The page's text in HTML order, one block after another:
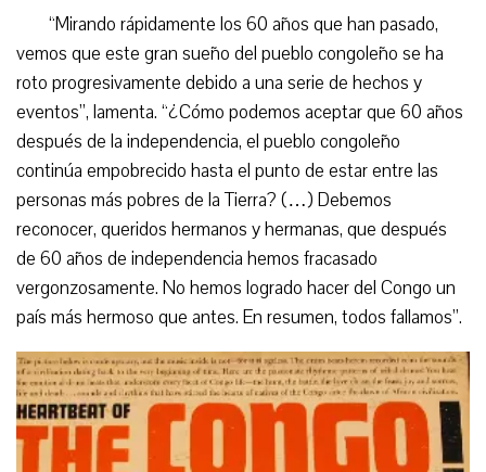
“Mirando rápidamente los 60 años que han pasado,
vemos que este gran sueño del pueblo congoleño se ha
roto progresivamente debido a una serie de hechos y
eventos”, lamenta. “¿Cómo podemos aceptar que 60 años
después de la independencia, el pueblo congoleño
continúa empobrecido hasta el punto de estar entre las
personas más pobres de la Tierra? (…) Debemos
reconocer, queridos hermanos y hermanas, que después
de 60 años de independencia hemos fracasado
vergonzosamente. No hemos logrado hacer del Congo un
país más hermoso que antes. En resumen, todos fallamos”.